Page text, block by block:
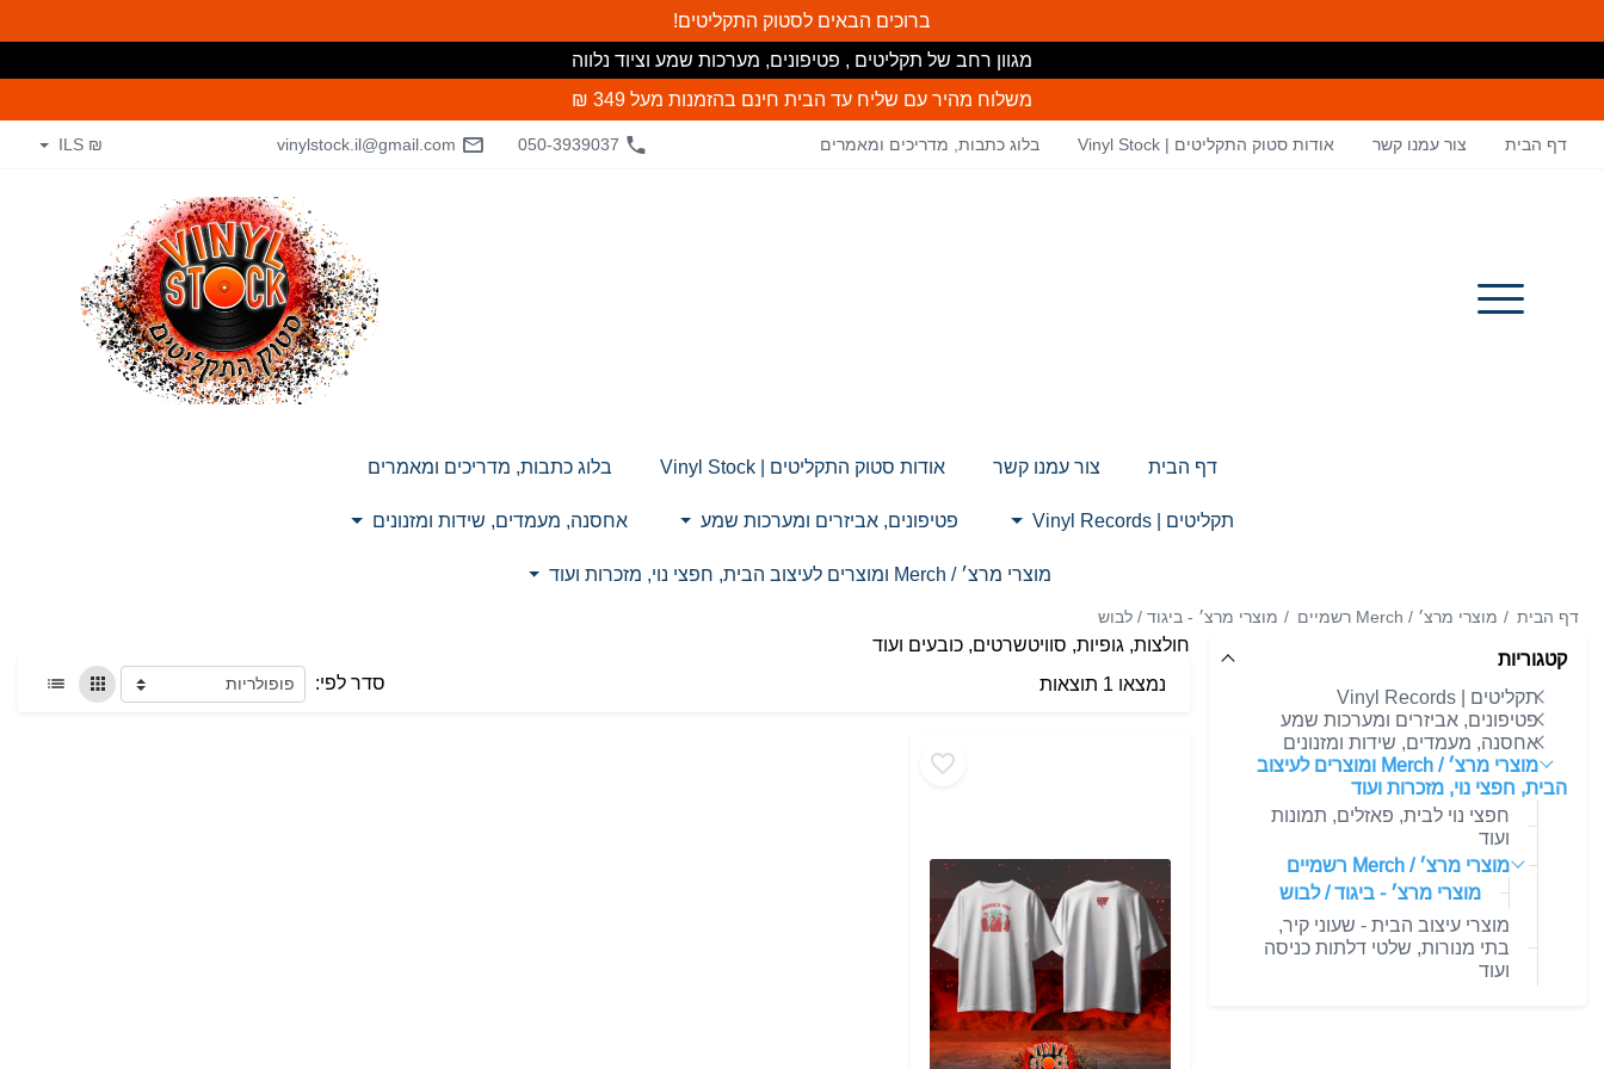
ברוכים הבאים לסטוק התקליטים!
מגוון רחב של תקליטים , פטיפונים, מערכות שמע וציוד נלווה
משלוח מהיר עם שליח עד הבית חינם בהזמנות מעל 349 ₪
דף הבית צור עמנו קשר אודות סטוק התקליטים | Vinyl Stock בלוג כתבות, מדריכים ומאמרים 050-3939037
vinylstock.il@gmail.com
₪ ILS
דף הבית צור עמנו קשר אודות סטוק התקליטים | Vinyl Stock בלוג כתבות, מדריכים ומאמרים
תקליטים | Vinyl Records פטיפונים, אביזרים ומערכות שמע אחסנה, מעמדים, שידות ומזנונים
מוצרי מרצ׳ / Merch ומוצרים לעיצוב הבית, חפצי נוי, מזכרות ועוד
דף הבית מוצרי מרצ׳ / Merch רשמיים מוצרי מרצ׳ - ביגוד / לבוש
קטגוריות
תקליטים | Vinyl Records
פטיפונים, אביזרים ומערכות שמע
אחסנה, מעמדים, שידות ומזנונים
מוצרי מרצ׳ / Merch ומוצרים לעיצוב
הבית, חפצי נוי, מזכרות ועוד
חפצי נוי לבית, פאזלים, תמונות
ועוד
מוצרי מרצ׳ / Merch רשמיים
מוצרי מרצ׳ - ביגוד / לבוש
מוצרי עיצוב הבית - שעוני קיר,
בתי מנורות, שלטי דלתות כניסה
ועוד
חולצות, גופיות, סוויטשרטים, כובעים ועוד
נמצאו 1 תוצאות
סדר לפי: